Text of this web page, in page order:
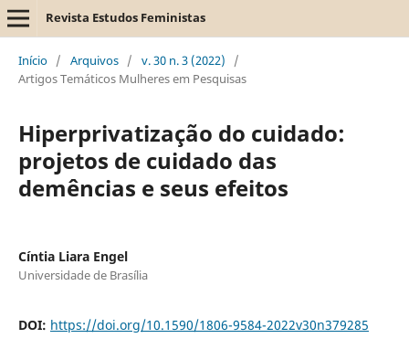
Revista Estudos Feministas
Início / Arquivos / v. 30 n. 3 (2022)
/
Artigos Temáticos Mulheres em Pesquisas
Hiperprivatização do cuidado:
projetos de cuidado das
demências e seus efeitos
Cíntia Liara Engel
Universidade de Brasília
DOI: https://doi.org/10.1590/1806-9584-2022v30n379285